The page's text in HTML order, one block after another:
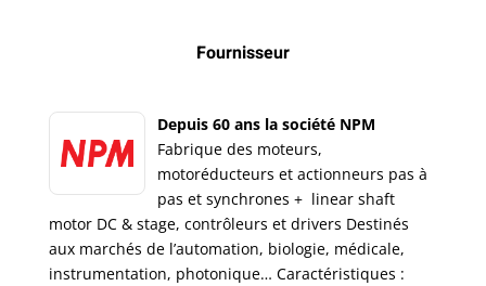
Fournisseur
Depuis 60 ans la société NPM
Fabrique des moteurs,
motoréducteurs et actionneurs pas à
pas et synchrones + linear shaft
motor DC & stage, contrôleurs et drivers Destinés
aux marchés de l’automation, biologie, médicale,
instrumentation, photonique… Caractéristiques :